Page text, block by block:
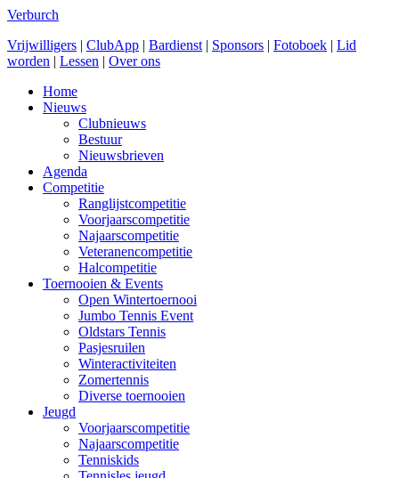
Verburch
Vrijwilligers | ClubApp | Bardienst | Sponsors | Fotoboek | Lid
worden | Lessen | Over ons
Home
Nieuws
Clubnieuws
Bestuur
Nieuwsbrieven
Agenda
Competitie
Ranglijstcompetitie
Voorjaarscompetitie
Najaarscompetitie
Veteranencompetitie
Halcompetitie
Toernooien & Events
Open Wintertoernooi
Jumbo Tennis Event
Oldstars Tennis
Pasjesruilen
Winteractiviteiten
Zomertennis
Diverse toernooien
Jeugd
Voorjaarscompetitie
Najaarscompetitie
Tenniskids